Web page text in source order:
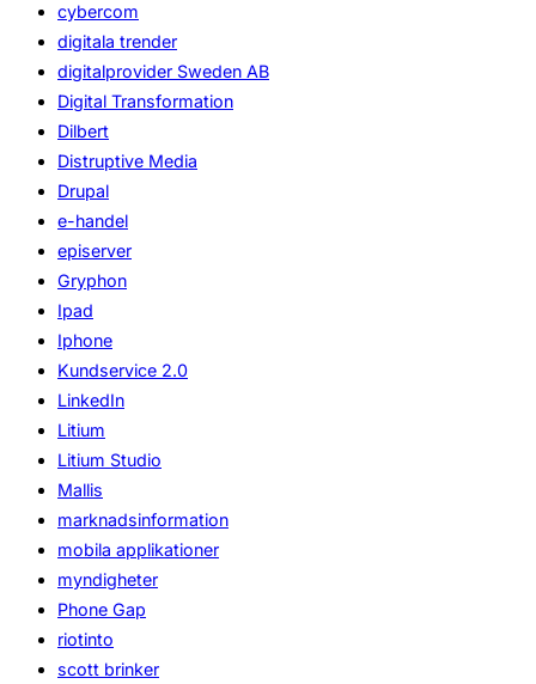
cybercom
digitala trender
digitalprovider Sweden AB
Digital Transformation
Dilbert
Distruptive Media
Drupal
e-handel
episerver
Gryphon
Ipad
Iphone
Kundservice 2.0
LinkedIn
Litium
Litium Studio
Mallis
marknadsinformation
mobila applikationer
myndigheter
Phone Gap
riotinto
scott brinker